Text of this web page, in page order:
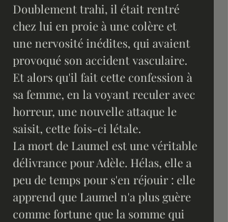
Doublement trahi, il était rentré
chez lui en proie à une colère et
une nervosité inédites, qui avaient
provoqué son accident vasculaire.
Et alors qu'il fait cette confession à
sa femme, en la voyant reculer avec
horreur, une nouvelle attaque le
saisit, cette fois-ci létale.
La mort de Laumel est une véritable
délivrance pour Adèle. Hélas, elle a
peu de temps pour s'en réjouir : elle
apprend que Laumel n'a plus guère
comme fortune que la somme qui